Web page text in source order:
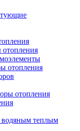
отопления
отопления
отопления
водяным теплым